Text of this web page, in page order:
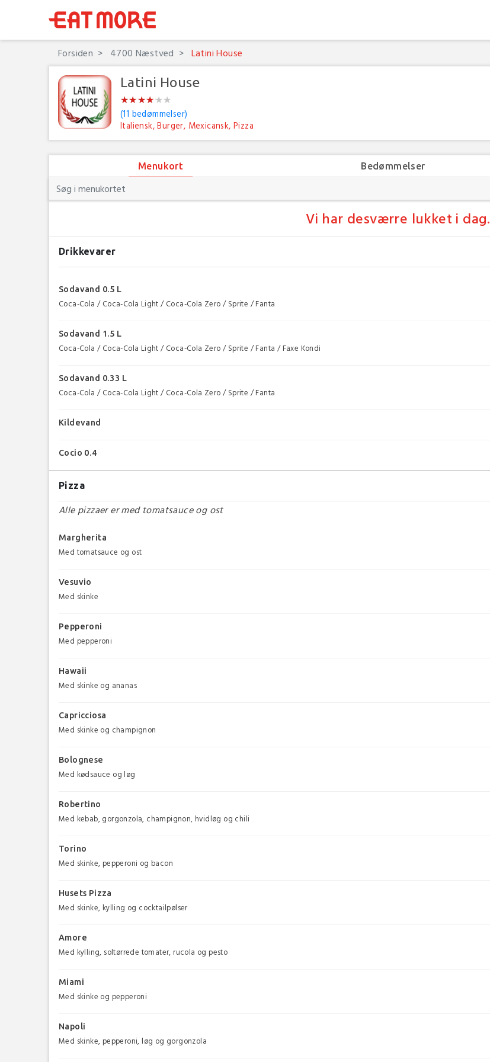
Forsiden 4700 Næstved Latini House
Latini House
★★★★★★
★★★★★★
(11 bedømmelser)
Italiensk, Burger, Mexicansk, Pizza
Menukort Bedømmelser
Vi har desværre lukket i dag.
Drikkevarer
Sodavand 0.5 L
Coca-Cola / Coca-Cola Light / Coca-Cola Zero / Sprite / Fanta
Sodavand 1.5 L
Coca-Cola / Coca-Cola Light / Coca-Cola Zero / Sprite / Fanta / Faxe Kondi
Sodavand 0.33 L
Coca-Cola / Coca-Cola Light / Coca-Cola Zero / Sprite / Fanta
Kildevand
Cocio 0.4
Pizza
Alle pizzaer er med tomatsauce og ost
Margherita
Med tomatsauce og ost
Vesuvio
Med skinke
Pepperoni
Med pepperoni
Hawaii
Med skinke og ananas
Capricciosa
Med skinke og champignon
Bolognese
Med kødsauce og løg
Robertino
Med kebab, gorgonzola, champignon, hvidløg og chili
Torino
Med skinke, pepperoni og bacon
Husets Pizza
Med skinke, kylling og cocktailpølser
Amore
Med kylling, soltørrede tomater, rucola og pesto
Miami
Med skinke og pepperoni
Napoli
Med skinke, pepperoni, løg og gorgonzola